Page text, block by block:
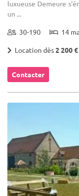
luxueuse Demeure
un ...
30-190 14
Location dès2 200 €
Contacter